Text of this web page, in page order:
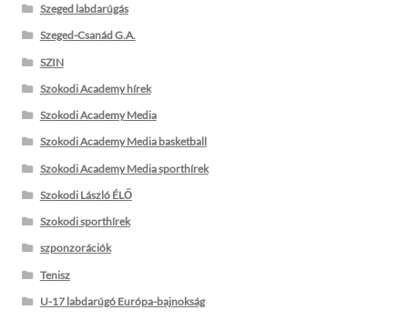
Szeged labdarúgás
Szeged-Csanád G.A.
SZIN
Szokodi Academy hírek
Szokodi Academy Media
Szokodi Academy Media basketball
Szokodi Academy Media sporthírek
Szokodi László ÉLŐ
Szokodi sporthírek
szponzorációk
Tenisz
U-17 labdarúgó Európa-bajnokság